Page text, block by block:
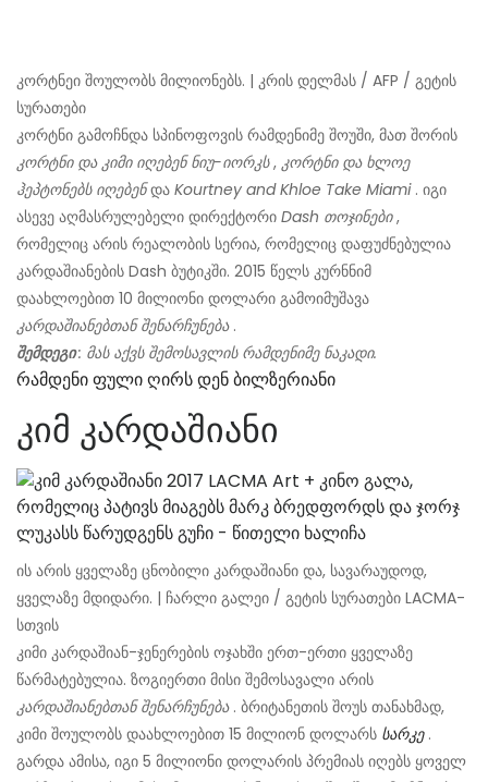
კორტნეი შოულობს მილიონებს. | კრის დელმას / AFP / გეტის
სურათები
კორტნი გამოჩნდა სპინოფოვის რამდენიმე შოუში, მათ შორის
კორტნი და კიმი იღებენ ნიუ-იორკს, კორტნი და ხლოე
ჰეპტონებს იღებენდა Kourtney and Khloe Take Miami. იგი
ასევე აღმასრულებელი დირექტორი Dash თოჯინები,
რომელიც არის რეალობის სერია, რომელიც დაფუძნებულია
კარდაშიანების Dash ბუტიკში. 2015 წელს კურნნიმ
დაახლოებით 10 მილიონი დოლარი გამოიმუშავა
კარდაშიანებთან შენარჩუნება.
შემდეგი: მას აქვს შემოსავლის რამდენიმე ნაკადი.
Რამდენი Ფული Ღირს Დენ Ბილზერიანი
კიმ კარდაშიანი
ის არის ყველაზე ცნობილი კარდაშიანი და, სავარაუდოდ,
ყველაზე მდიდარი. | ჩარლი გალეი / გეტის სურათები LACMA-
სთვის
კიმი კარდაშიან-ჯენერების ოჯახში ერთ-ერთი ყველაზე
წარმატებულია. ზოგიერთი მისი შემოსავალი არის
კარდაშიანებთან შენარჩუნება. ბრიტანეთის შოუს თანახმად,
კიმი შოულობს დაახლოებით 15 მილიონ დოლარს სარკე .
გარდა ამისა, იგი 5 მილიონი დოლარის პრემიას იღებს ყოველ